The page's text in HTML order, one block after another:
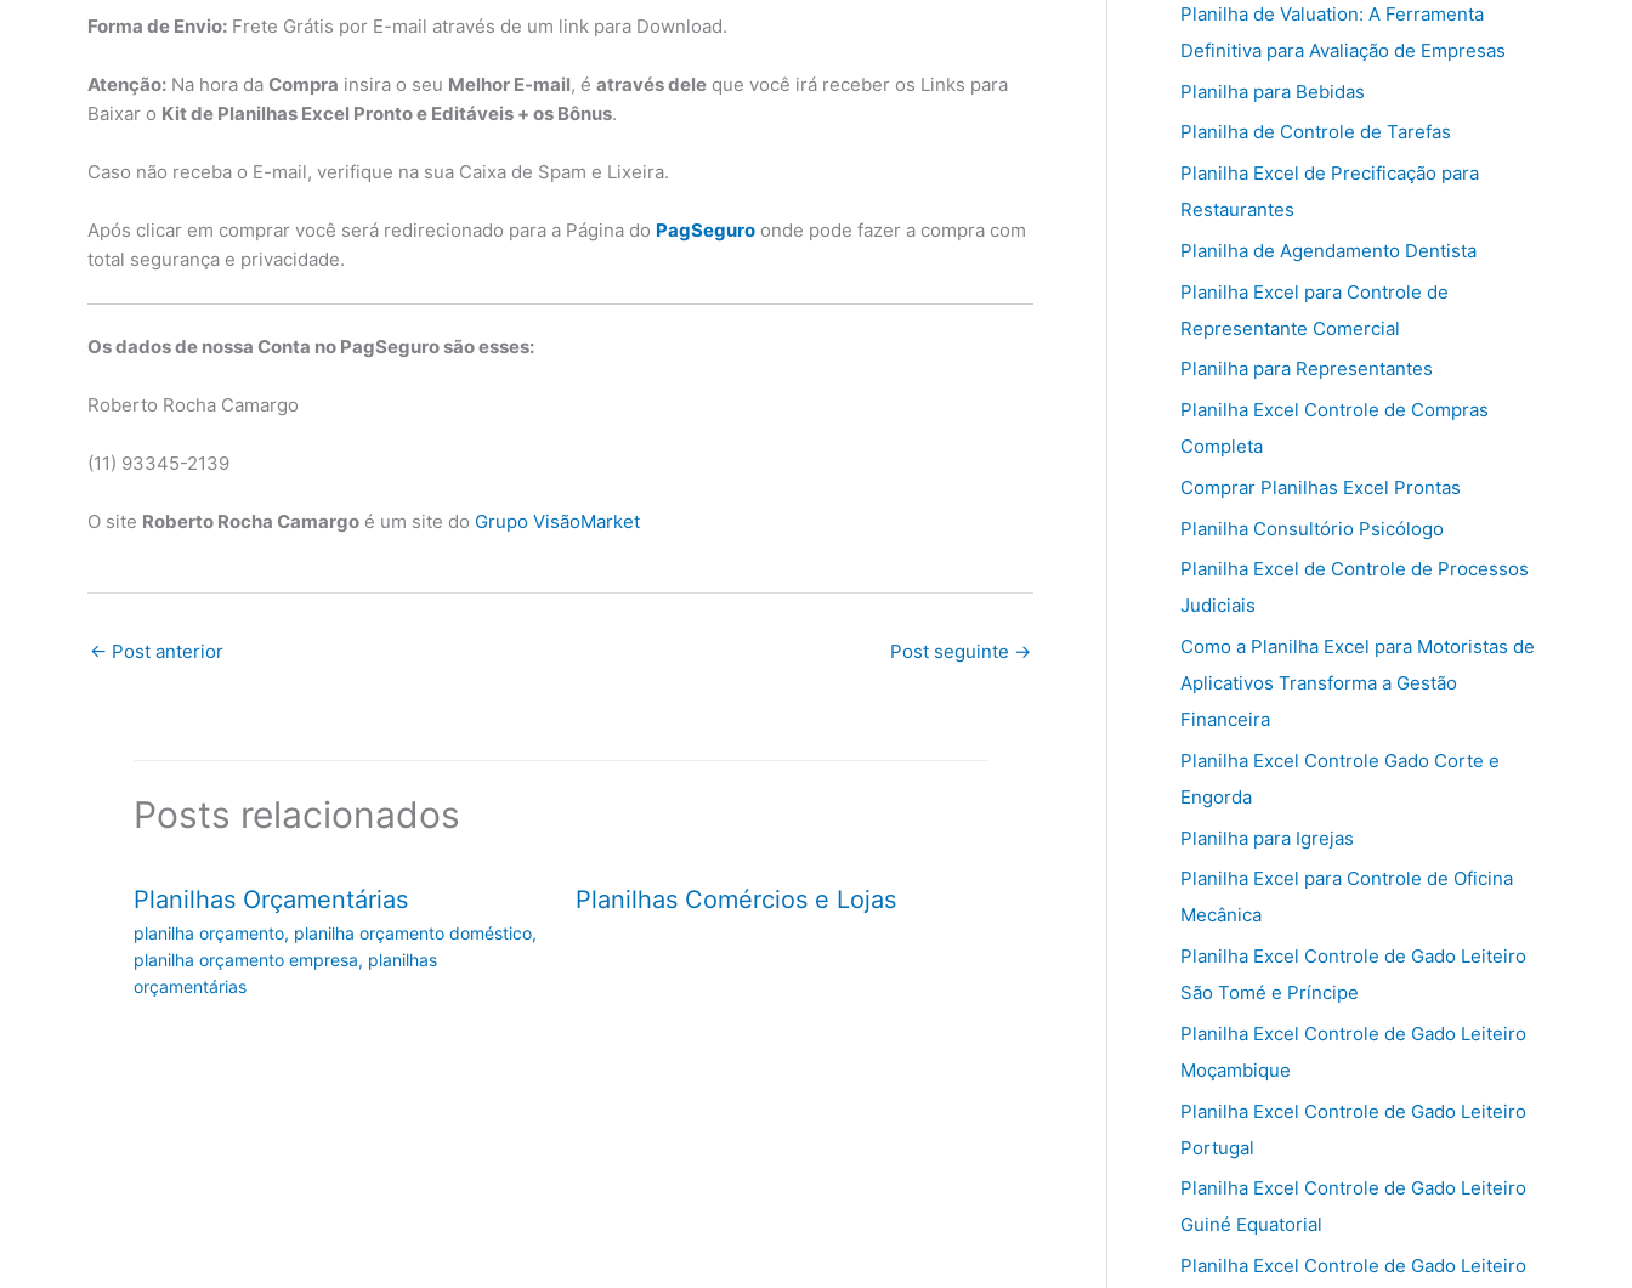
Forma de Envio: Frete Grátis por E-mail através de um link para Download.
Atenção: Na hora da Compra insira o seu Melhor E-mail, é através dele que você irá receber os Links para
Baixar o Kit de Planilhas Excel Pronto e Editáveis + os Bônus.
Caso não receba o E-mail, verifique na sua Caixa de Spam e Lixeira.
Após clicar em comprar você será redirecionado para a Página do PagSeguro onde pode fazer a compra com
total segurança e privacidade.
Os dados de nossa Conta no PagSeguro são esses:
Roberto Rocha Camargo
(11) 93345-2139
O site Roberto Rocha Camargo é um site do Grupo VisãoMarket
← Post anterior Post seguinte →
Posts relacionados
Planilhas Orçamentárias
planilha orçamento, planilha orçamento doméstico,
planilha orçamento empresa, planilhas
orçamentárias
Planilhas Comércios e Lojas
Planilha de Valuation: A Ferramenta
Definitiva para Avaliação de Empresas
Planilha para Bebidas
Planilha de Controle de Tarefas
Planilha Excel de Precificação para
Restaurantes
Planilha de Agendamento Dentista
Planilha Excel para Controle de
Representante Comercial
Planilha para Representantes
Planilha Excel Controle de Compras
Completa
Comprar Planilhas Excel Prontas
Planilha Consultório Psicólogo
Planilha Excel de Controle de Processos
Judiciais
Como a Planilha Excel para Motoristas de
Aplicativos Transforma a Gestão
Financeira
Planilha Excel Controle Gado Corte e
Engorda
Planilha para Igrejas
Planilha Excel para Controle de Oficina
Mecânica
Planilha Excel Controle de Gado Leiteiro
São Tomé e Príncipe
Planilha Excel Controle de Gado Leiteiro
Moçambique
Planilha Excel Controle de Gado Leiteiro
Portugal
Planilha Excel Controle de Gado Leiteiro
Guiné Equatorial
Planilha Excel Controle de Gado Leiteiro